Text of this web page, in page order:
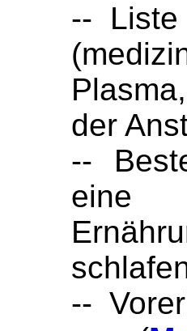
-- Liste
der
--
eine
--